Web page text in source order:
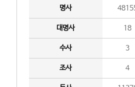
명사
대명사 18
수사 3
조사 4